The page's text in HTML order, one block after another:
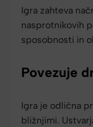
Igra zahteva
nasprotnikovih
sposobnosti in
Povezuje
Igra je odlična
bližnjimi.